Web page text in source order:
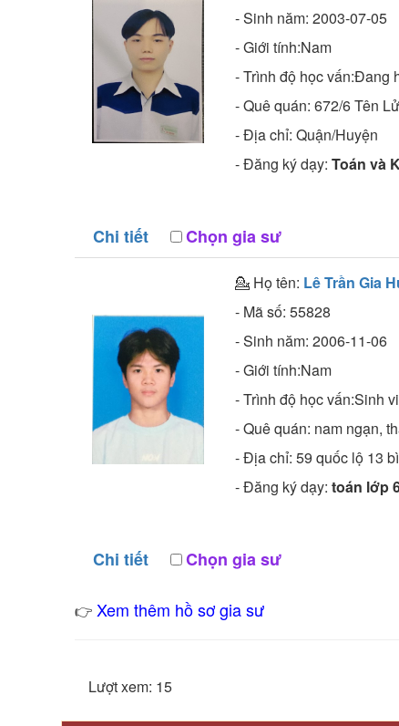
- Sinh năm:2003-07-05
- Giới tính:Nam
- Trình độ học vấn:Đang
- Quê quán:672/6 Tên
- Địa chỉ:Quận/Huyện
- Đăng ký dạy:Toán và
Chi tiết Chọn gia sư
💁 Họ tên: Lê Trần Gia
- Mã số: 55828
- Sinh năm:2006-11-06
- Giới tính:Nam
- Trình độ học vấn:Sinh
- Quê quán: nam ngạn,
- Địa chỉ:59 quốc lộ 13
- Đăng ký dạy:toán lớp
Chi tiết Chọn gia sư
👉Xem thêm hồ sơ gia sư
Lượt xem: 15